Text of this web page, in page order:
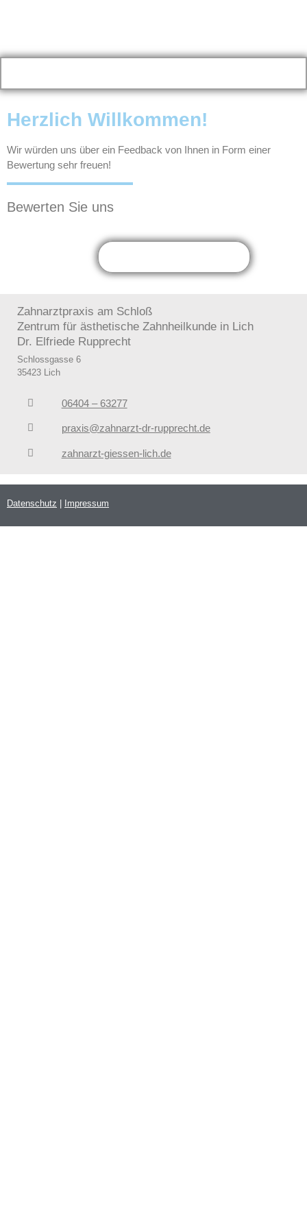
Herzlich Willkommen!
Wir würden uns über ein Feedback von Ihnen in Form einer
Bewertung sehr freuen!
Bewerten Sie uns
Zahnarztpraxis am Schloß
Zentrum für ästhetische Zahnheilkunde in Lich
Dr. Elfriede Rupprecht
Schlossgasse 6
35423 Lich
06404 – 63277
praxis@zahnarzt-dr-rupprecht.de
zahnarzt-giessen-lich.de
Datenschutz Impressum